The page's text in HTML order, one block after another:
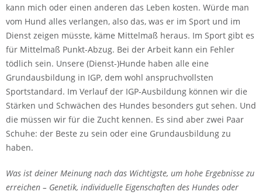
kann mich oder einen anderen das Leben kosten. Würde man
vom Hund alles verlangen, also das, was er im Sport und im
Dienst zeigen müsste, käme Mittelmaß heraus. Im Sport gibt es
für Mittelmaß Punkt-Abzug. Bei der Arbeit kann ein Fehler
tödlich sein. Unsere (Dienst-)Hunde haben alle eine
Grundausbildung in IGP, dem wohl anspruchvollsten
Sportstandard. Im Verlauf der IGP-Ausbildung können wir die
Stärken und Schwächen des Hundes besonders gut sehen. Und
die müssen wir für die Zucht kennen. Es sind aber zwei Paar
Schuhe: der Beste zu sein oder eine Grundausbildung zu
haben.
Was ist deiner Meinung nach das Wichtigste, um hohe Ergebnisse zu
erreichen – Genetik, individuelle Eigenschaften des Hundes oder